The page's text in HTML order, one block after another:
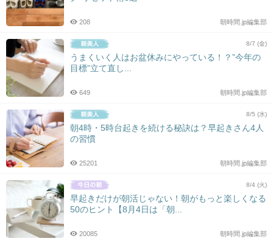
朝時間.jp編集部
208
8/7 (金)
うまくいく人はお盆休みにやっている！？”今年の
目標”立て直し...
朝時間.jp編集部
649
8/5 (水)
朝4時・5時台起きを続ける秘訣は？早起きさん4人
の習慣
朝時間.jp編集部
25201
8/4 (火)
早起きだけが朝活じゃない！朝がもっと楽しくなる
50のヒント【8月4日は「朝...
朝時間.jp編集部
20085